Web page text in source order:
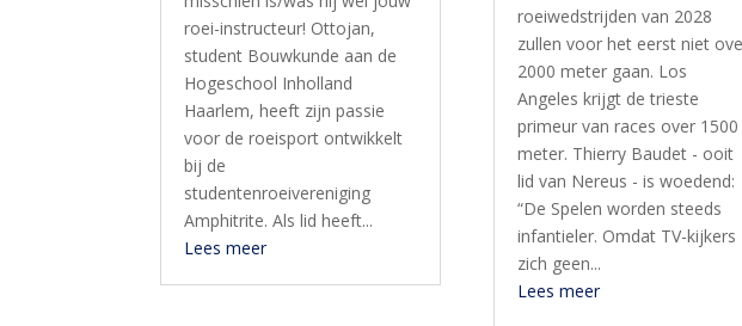
roei-instructeur! Ottojan,
student Bouwkunde aan de
Hogeschool Inholland
Haarlem, heeft zijn passie
voor de roeisport ontwikkelt
bij de
studentenroeivereniging
Amphitrite. Als lid heeft...
Lees meer
roeiwedstrijden van 2028
zullen voor het eerst niet
2000 meter gaan. Los
Angeles krijgt de trieste
primeur van races over 1500
meter. Thierry Baudet - ooit
lid van Nereus - is woedend:
“De Spelen worden steeds
infantieler. Omdat TV-kijkers
zich geen...
Lees meer